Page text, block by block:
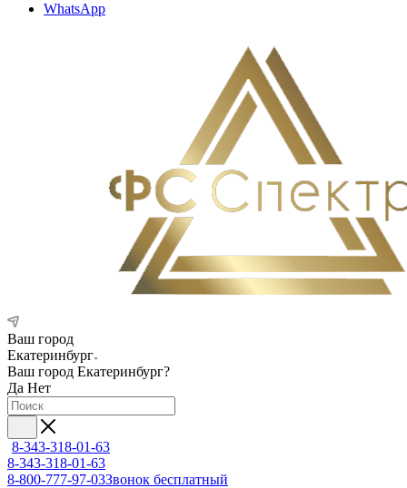
WhatsApp
Ваш город
Екатеринбург
Ваш город Екатеринбург?
Да Нет
8-343-318-01-63
8-343-318-01-63
8-800-777-97-03Звонок бесплатный